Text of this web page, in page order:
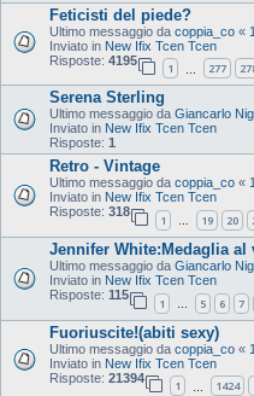
Feticisti del piede?
Ultimo messaggio da coppia_co «
Inviato in New Ifix Tcen Tcen
Risposte: 4195
1 277
Serena Sterling
Ultimo messaggio da Giancarlo
Inviato in New Ifix Tcen Tcen
Risposte: 1
Retro - Vintage
Ultimo messaggio da coppia_co «
Inviato in New Ifix Tcen Tcen
Risposte: 318
1 … 19 20
Jennifer White:Medaglia
Ultimo messaggio da Giancarlo
Inviato in New Ifix Tcen Tcen
Risposte: 115
1 … 5 6 7
Fuoriuscite!(abiti sexy)
Ultimo messaggio da coppia_co «
Inviato in New Ifix Tcen Tcen
Risposte: 21394
1 1424